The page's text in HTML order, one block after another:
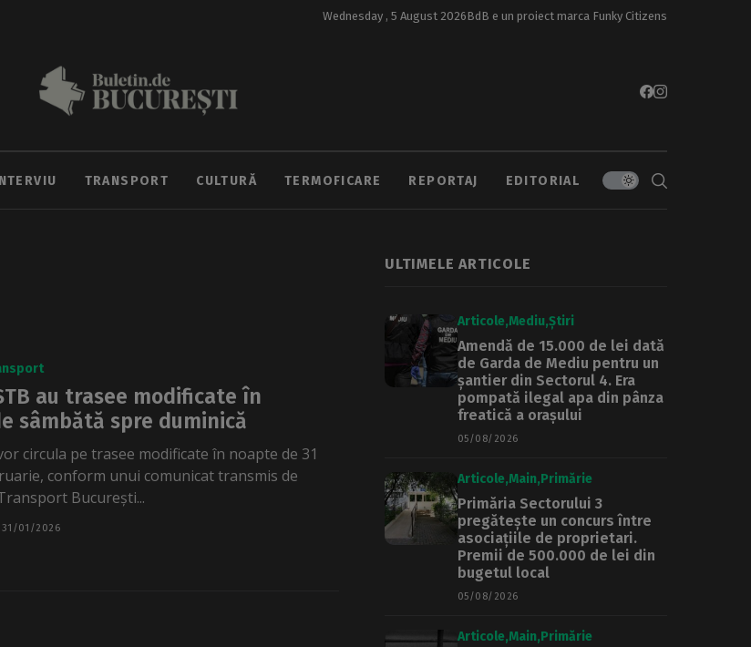
Wednesday , 5 August 2026BdB e un proiect marca Funky Citizens
TRANSPORT CULTURĂ TERMOFICARE REPORTAJ EDITORIAL
au trasee modificate în
sâmbătă spre duminică
circula pe trasee modificate în noapte de 31
conform unui comunicat transmis de
București...
31/01/2026
ULTIMELE ARTICOLE
Articole Mediu Știri
Amendă de 15.000 de lei dată
de Garda de Mediu pentru un
șantier din Sectorul 4. Era
pompată ilegal apa din pânza
freatică a orașului
05/08/2026
Articole Main Primărie
Primăria Sectorului 3
pregătește un concurs între
asociațiile de proprietari.
Premii de 500.000 de lei din
bugetul local
05/08/2026
Articole Main Primărie